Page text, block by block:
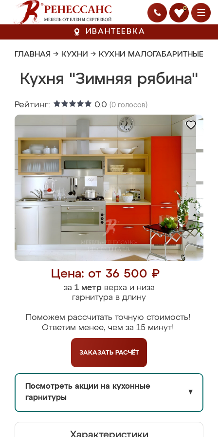
0
ИВАНТЕЕВКА
ГЛАВНАЯ → КУХНИ → КУХНИ МАЛОГАБАРИТНЫЕ
Кухня "Зимняя рябина"
Рейтинг: 0.0 (0 голосов)
Цена: от 36 500 ₽
за 1 метрверха и низа
гарнитура в длину
Поможем рассчитать точную стоимость!
Ответим менее, чем за 15 минут!
ЗАКАЗАТЬ РАСЧЁТ
Посмотреть акции на кухонные
гарнитуры
▼
Характеристики